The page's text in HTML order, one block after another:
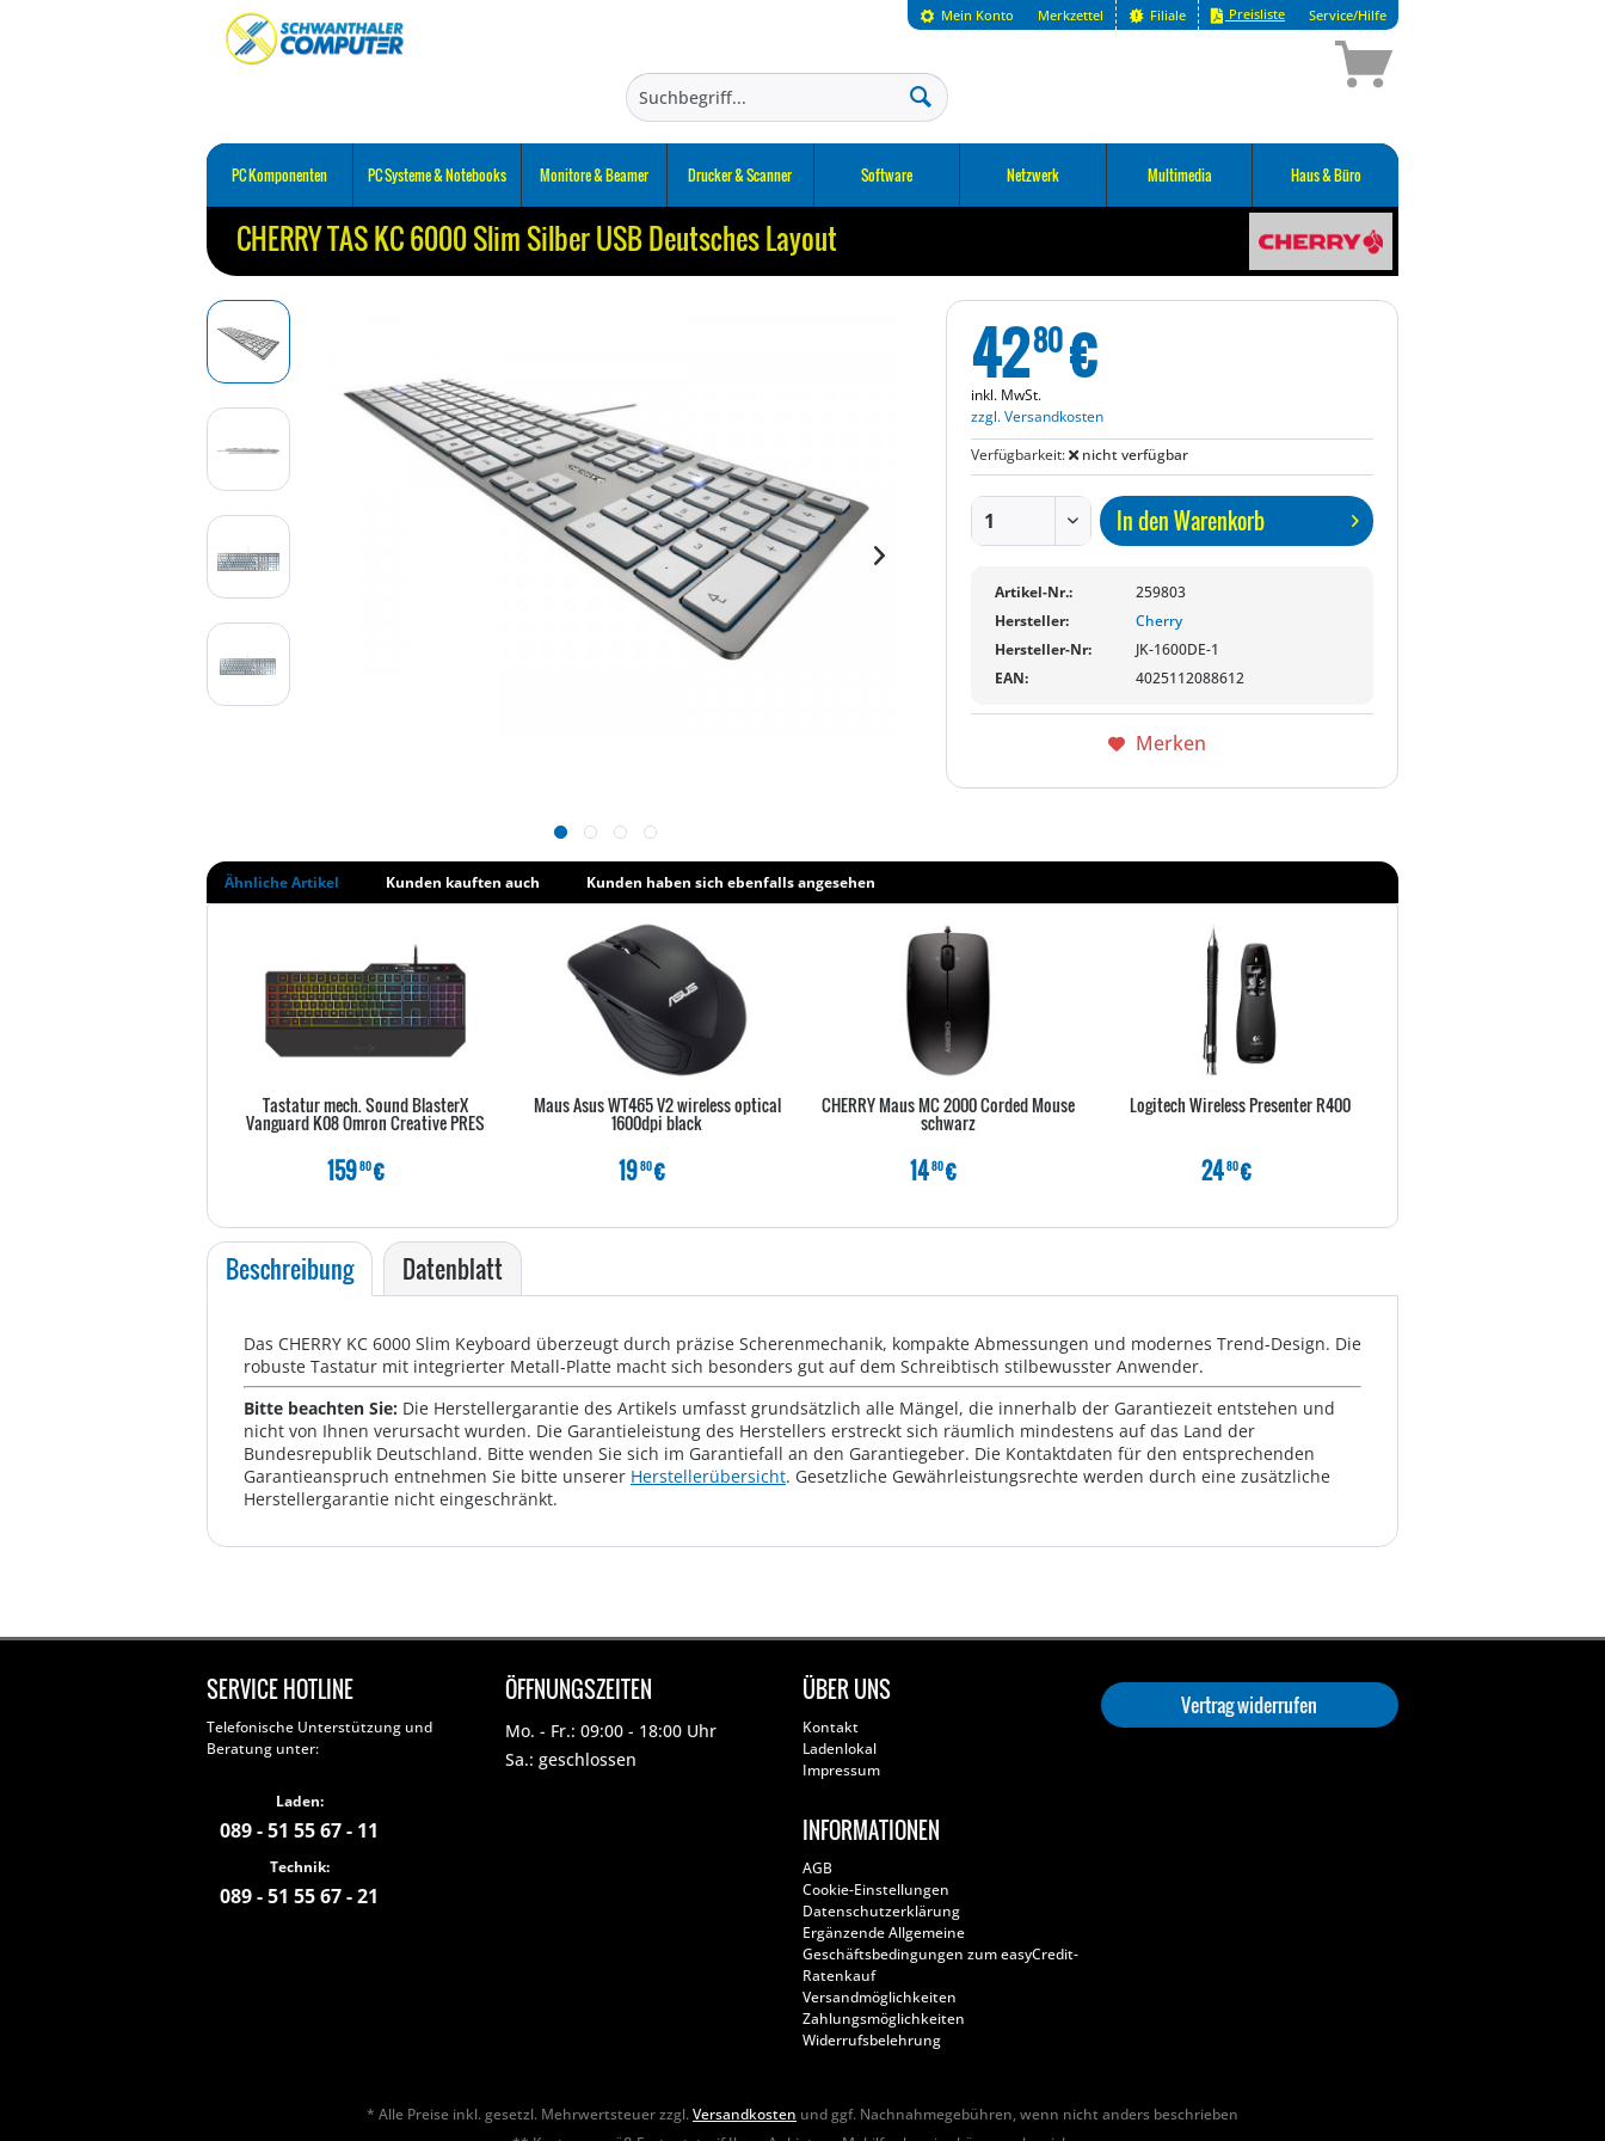
Mein Konto Merkzettel Filiale Preisliste Service/Hilfe
PC Komponenten PC Systeme & Notebooks Monitore & Beamer Drucker & Scanner Software Netzwerk Multimedia Haus & Büro
CHERRY TAS KC 6000 Slim Silber USB Deutsches Layout
4280€
inkl. MwSt.
zzgl. Versandkosten
Verfügbarkeit:
nicht verfügbar
In denWarenkorb
Artikel-Nr.:
259803
Hersteller:
Cherry
Hersteller-Nr:
JK-1600DE-1
EAN:
4025112088612
Merken
Ähnliche Artikel Kunden kauften auch Kunden haben sich ebenfalls angesehen
Tastatur mech. Sound BlasterX
Vanguard K08 Omron Creative PRES
15980€
Maus Asus WT465 V2 wireless optical
1600dpi black
1980€
CHERRY Maus MC 2000 Corded Mouse
schwarz
1480€
Logitech Wireless Presenter R400
2480€
Beschreibung Datenblatt
Das CHERRY KC 6000 Slim Keyboard überzeugt durch präzise Scherenmechanik, kompakte Abmessungen und modernes Trend-Design. Die
robuste Tastatur mit integrierter Metall-Platte macht sich besonders gut auf dem Schreibtisch stilbewusster Anwender.
Bitte beachten Sie: Die Herstellergarantie des Artikels umfasst grundsätzlich alle Mängel, die innerhalb der Garantiezeit entstehen und
nicht von Ihnen verursacht wurden. Die Garantieleistung des Herstellers erstreckt sich räumlich mindestens auf das Land der
Bundesrepublik Deutschland. Bitte wenden Sie sich im Garantiefall an den Garantiegeber. Die Kontaktdaten für den entsprechenden
Garantieanspruch entnehmen Sie bitte unserer Herstellerübersicht. Gesetzliche Gewährleistungsrechte werden durch eine zusätzliche
Herstellergarantie nicht eingeschränkt.
SERVICE HOTLINE
Telefonische Unterstützung und
Beratung unter:
Laden:
089 - 51 55 67 - 11
Technik:
089 - 51 55 67 - 21
ÖFFNUNGSZEITEN
Mo. - Fr.: 09:00 - 18:00 Uhr
Sa.: geschlossen
ÜBER UNS
Kontakt
Ladenlokal
Impressum
INFORMATIONEN
AGB
Cookie-Einstellungen
Datenschutzerklärung
Ergänzende Allgemeine
Geschäftsbedingungen zum easyCredit-
Ratenkauf
Versandmöglichkeiten
Zahlungsmöglichkeiten
Widerrufsbelehrung
Vertrag widerrufen
* Alle Preise inkl. gesetzl. Mehrwertsteuer zzgl.Versandkosten und ggf. Nachnahmegebühren, wenn nicht anders beschrieben